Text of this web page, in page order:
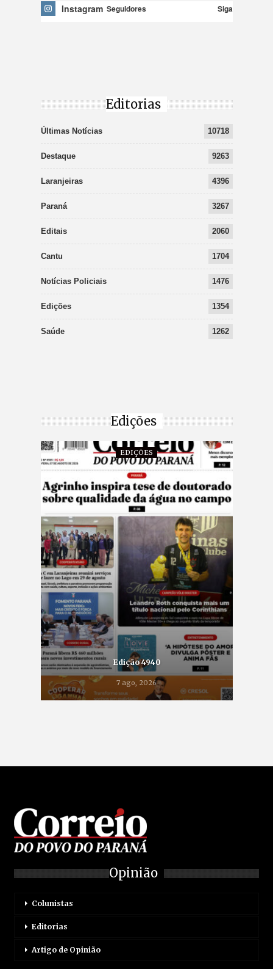
Instagram Seguidores Siga
Editorias
Últimas Notícias 10718
Destaque 9263
Laranjeiras 4396
Paraná 3267
Editais 2060
Cantu 1704
Notícias Policiais 1476
Edições 1354
Saúde 1262
Edições
EDIÇÕES
Edição 4940
7 ago, 2026
Opinião
Colunistas
Editorias
Artigo de Opinião